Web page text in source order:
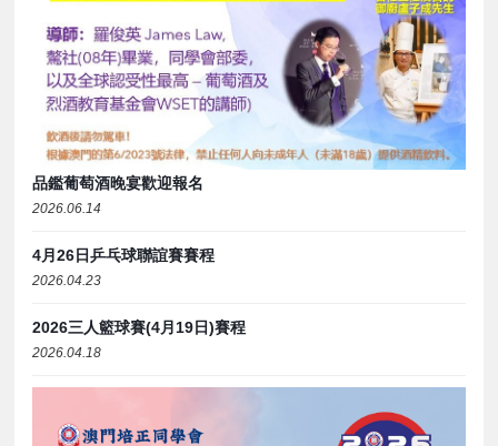
品鑑葡萄酒晚宴歡迎報名
2026.06.14
4月26日乒乓球聯誼賽賽程
2026.04.23
2026三人籃球賽(4月19日)賽程
2026.04.18